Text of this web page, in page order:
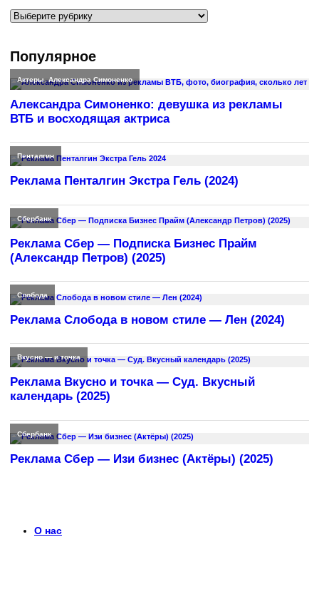
Рубрики
Популярное
Актеры,Александра Симоненко
Александра Симоненко: девушка из рекламы
ВТБ и восходящая актриса
Пенталгин
Реклама Пенталгин Экстра Гель (2024)
Сбербанк
Реклама Сбер — Подписка Бизнес Прайм
(Александр Петров) (2025)
Слобода
Реклама Слобода в новом стиле — Лен (2024)
Вкусно — и точка
Реклама Вкусно и точка — Суд. Вкусный
календарь (2025)
Сбербанк
Реклама Сбер — Изи бизнес (Актёры) (2025)
О нас